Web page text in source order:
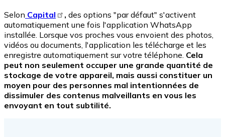
Selon Capital , des options "par défaut" s'activent
automatiquement une fois l'application WhatsApp
installée. Lorsque vos proches vous envoient des photos,
vidéos ou documents, l'application les télécharge et les
enregistre automatiquement sur votre téléphone. Cela
peut non seulement occuper une grande quantité de
stockage de votre appareil, mais aussi constituer un
moyen pour des personnes mal intentionnées de
dissimuler des contenus malveillants en vous les
envoyant en tout subtilité.